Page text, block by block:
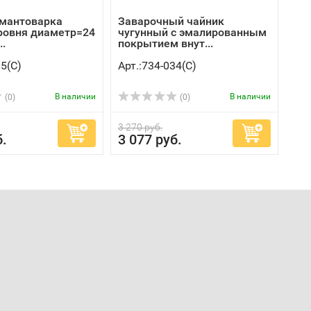
диаметр=24
(0) В наличии
Заварочный чайник
чугунный с эмалированным
покрытием внут...
Арт.:734-034(C)
(0) В наличии
3 270 руб.
3 077 руб.